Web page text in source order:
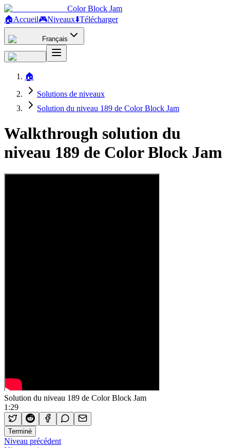
Color Block Jam
🏠Accueil🎮Niveaux⬇️Télécharger
Français
🏠
Solutions de niveaux
Solution du niveau 189 de Color Block Jam
Walkthrough solution du
niveau 189 de Color Block Jam
Solution du niveau 189 de Color Block Jam
1:29
Terminé
Niveau précédent